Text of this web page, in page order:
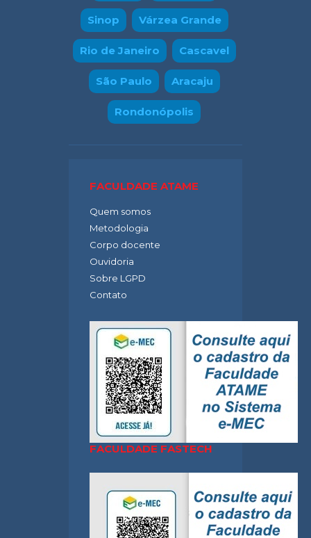
Sinop Várzea Grande
Rio de Janeiro Cascavel
São Paulo Aracaju
Rondonópolis
FACULDADE ATAME
Quem somos
Metodologia
Corpo docente
Ouvidoria
Sobre LGPD
Contato
FACULDADE FASTECH